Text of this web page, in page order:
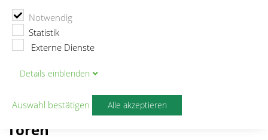
Notwendig
Statistik
Externe Dienste
Details einblenden
Auswahl bestätigen Alle akzeptieren
TSV Vaterstetten e.V.
Von Tabellenschiefständen, 'Auferstehungen' und wenig
Toren
26.11.2006
Von Tabellenschiefständen,
'Auferstehungen' und wenig
Toren